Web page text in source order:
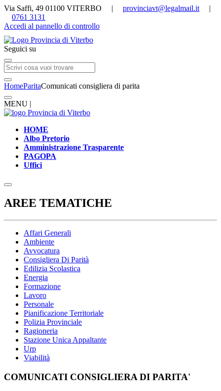
Via Saffi, 49 01100 VITERBO | provinciavt@legalmail.it |
0761 3131
Accedi al pannello di controllo
Seguici su
HomeParitaComunicati consigliera di parita
MENU |
HOME
Albo Pretorio
Amministrazione Trasparente
PAGOPA
Uffici
AREE TEMATICHE
Affari Generali
Ambiente
Avvocatura
Consigliera Di Parità
Edilizia Scolastica
Energia
Formazione
Lavoro
Personale
Pianificazione Territoriale
Polizia Provinciale
Ragioneria
Stazione Unica Appaltante
Urp
Viabilità
COMUNICATI CONSIGLIERA DI PARITA'